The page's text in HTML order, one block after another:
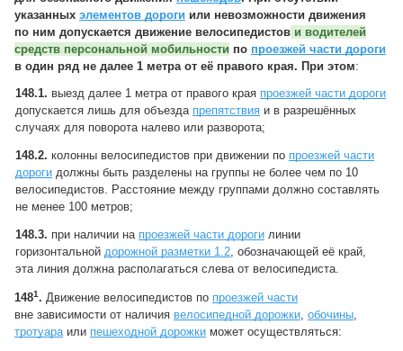
указанных элементов дороги или невозможности движения
по ним допускается движение велосипедистов и водителей
средств персональной мобильности по проезжей части дороги
в один ряд не далее 1 метра от её правого края. При этом:
148.1. выезд далее 1 метра от правого края проезжей части дороги
допускается лишь для объезда препятствия и в разрешённых
случаях для поворота налево или разворота;
148.2. колонны велосипедистов при движении по проезжей части
дороги должны быть разделены на группы не более чем по 10
велосипедистов. Расстояние между группами должно составлять
не менее 100 метров;
148.3. при наличии на проезжей части дороги линии
горизонтальной дорожной разметки 1.2, обозначающей её край,
эта линия должна располагаться слева от велосипедиста.
1481. Движение велосипедистов по проезжей части
вне зависимости от наличия велосипедной дорожки, обочины,
тротуараили пешеходной дорожки может осуществляться: